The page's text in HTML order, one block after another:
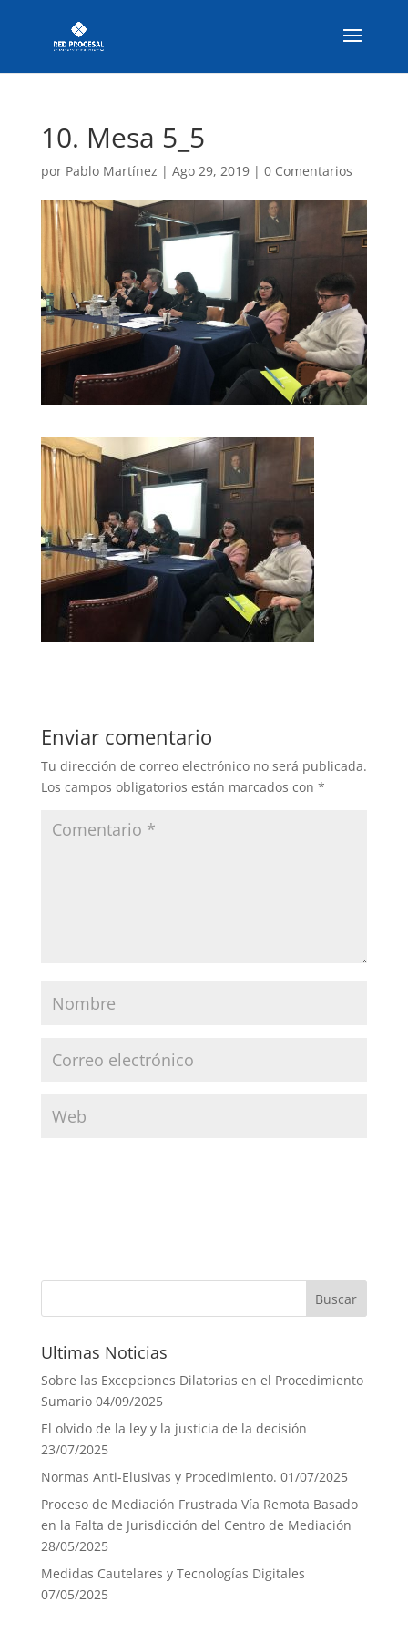
10. Mesa 5_5
por Pablo Martínez | Ago 29, 2019| 0 Comentarios
Enviar comentario
Tu dirección de correo electrónico no será publicada.
Los campos obligatorios están marcados con *
Ultimas Noticias
Sobre las Excepciones Dilatorias en el Procedimiento
Sumario 04/09/2025
El olvido de la ley y la justicia de la decisión
23/07/2025
Normas Anti-Elusivas y Procedimiento. 01/07/2025
Proceso de Mediación Frustrada Vía Remota Basado
en la Falta de Jurisdicción del Centro de Mediación
28/05/2025
Medidas Cautelares y Tecnologías Digitales
07/05/2025